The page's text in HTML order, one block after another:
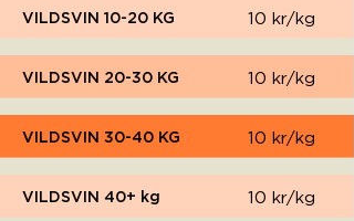
VILDSVIN 10-20 KG 10 kr/kg
VILDSVIN 20-30 KG 10 kr/kg
VILDSVIN 30-40 KG 10 kr/kg
VILDSVIN 40+ kg 10 kr/kg